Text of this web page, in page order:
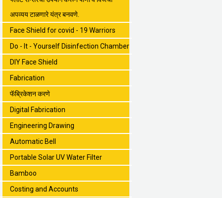
अपव्यय टाळणारे यंत्र बनवणे.
Face Shield for covid - 19 Warriors
Do - It - Yourself Disinfection Chamber
DIY Face Shield
Fabrication
फॅब्रिकेशन करणे
Digital Fabrication
Engineering Drawing
Automatic Bell
Portable Solar UV Water Filter
Bamboo
Costing and Accounts